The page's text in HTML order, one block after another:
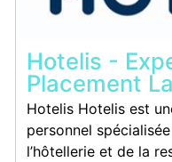
Hotelis -
Placement
Hotelis Hotelis est
personnel
l’hôtellerie et de la